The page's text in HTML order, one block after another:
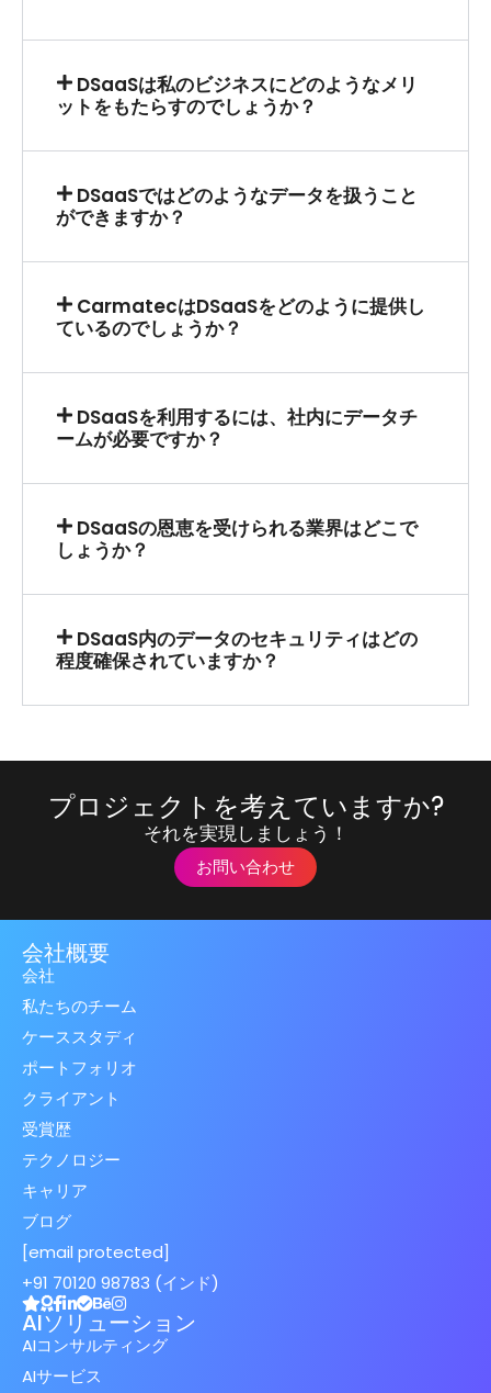
DSaaSは私のビジネスにどのようなメリ
ットをもたらすのでしょうか？
DSaaSではどのようなデータを扱うこと
ができますか？
CarmatecはDSaaSをどのように提供し
ているのでしょうか？
DSaaSを利用するには、社内にデータチ
ームが必要ですか？
DSaaSの恩恵を受けられる業界はどこで
しょうか？
DSaaS内のデータのセキュリティはどの
程度確保されていますか？
プロジェクトを考えていますか?
それを実現しましょう！
お問い合わせ
会社概要
会社
私たちのチーム
ケーススタディ
ポートフォリオ
クライアント
受賞歴
テクノロジー
キャリア
ブログ
[email protected]
+91 70120 98783 (インド)
AIソリューション
AIコンサルティング
AIサービス